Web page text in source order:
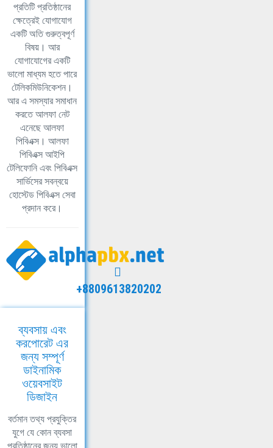
প্রতিটি প্রতিষ্ঠানের
ক্ষেত্রেই যোগাযোগ
একটি অতি গুরুত্বপূর্ণ
বিষয়। আর
যোগাযোগের একটি
ভালো মাধ্যম হতে পারে
টেলিকমিউনিকেশন।
আর এ সমস্যার সমাধান
করতে আলফা নেট
এনেছে আলফা
পিবিএক্স। আলফা
পিবিএক্স আইপি
টেলিফোনি এবং পিবিএক্স
সার্ভিসের সবন্বয়ে
হোস্টেড পিবিএক্স সেবা
প্রদান করে।
+8809613820202
ব্যবসায় এবং
করপোরেট এর
জন্য সম্পূর্ণ
ডাইনামিক
ওয়েবসাইট
ডিজাইন
বর্তমান তথ্য প্রযুক্তির
যুগে যে কোন ব্যবসা